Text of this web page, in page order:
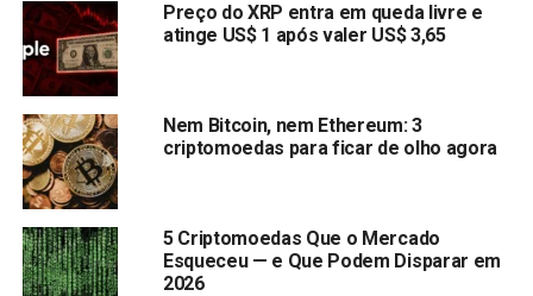
Em dezembro de 2020, a SEC processou a Ripple Labs
por alegações de que a empresa havia arrecadado mais
de US$ 1,3 bilhão vendendo seu token nativo XRP em
Opreço do XRP registrou um aumento de cerca de50%e
ultrapassou
torno de US $ 0,48.
Compartilhar:
Preço do XRP entra em queda livre e
atinge US$ 1 após valer US$ 3,65
Nem Bitcoin, nem Ethereum: 3
criptomoedas para ficar de olho agora
5 Criptomoedas Que o Mercado
Esqueceu — e Que Podem Disparar em
2026